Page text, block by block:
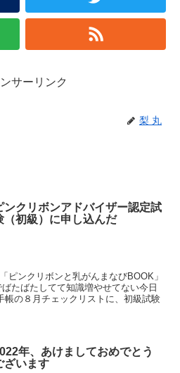
サーリンク
梨 丸
ンクリボンアドバイザー認定試
（初級）に申し込んだ
ピンクリボンと乳がんまなびBOOK」
たばたしてて知識増やせてない今日
の８月チェックリストに、初級試験
年、あけましておめでとう
ざいます